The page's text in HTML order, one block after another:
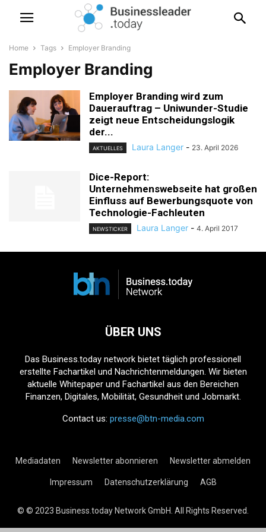
Home Tags Employer Branding
Employer Branding
Employer Branding wird zum
Dauerauftrag – Uniwunder-Studie
zeigt neue Entscheidungslogik
der...
AKTUELLES Laura Langer - 23. April 2026
Dice-Report:
Unternehmenswebseite hat großen
Einfluss auf Bewerbungsquote von
Technologie-Fachleuten
NEWSTICKER Laura Langer - 4. April 2017
ÜBER UNS
Das Business.today network bietet täglich professionell
erstellte Fachartikel und Nachrichtenmeldungen. Wir bieten
aktuelle Whitepaper und Fachartikel aus den Bereichen
Finanzen, Digitales, Mobilität, Gesundheit und Jobmarkt.
Contact us: presse@btn-media.com
Mediadaten Newsletter abonnieren Newsletter abmelden
Impressum Datenschutzerklärung AGB
© © 2023 Business.today Network GmbH. All Rights Reserved.